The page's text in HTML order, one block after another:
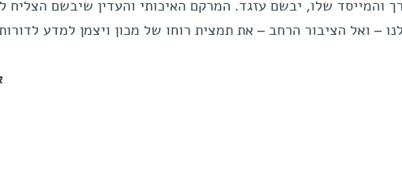
והמייסד שלו, יבשם עזגד. המרקם האיכותי והעדין שיבשם הצליח
– ואל הציבור הרחב – את תמצית רוחו של מכון ויצמן למדע